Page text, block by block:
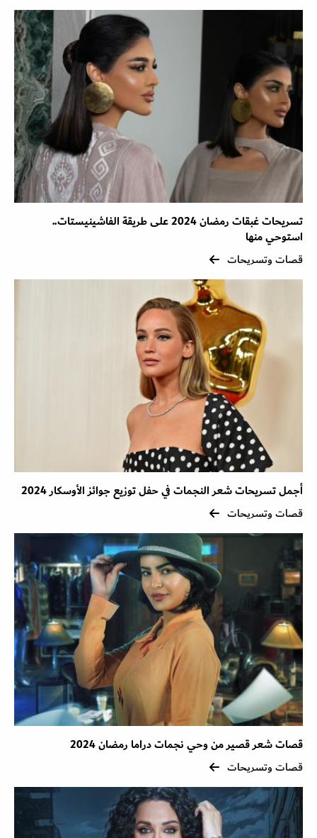
تسريحات غبقات رمضان 2024 على طريقة الفاشينيستات..
استوحي منها
قصات وتسريحات
أجمل تسريحات شعر النجمات في حفل توزيع جوائز الأوسكار 2024
قصات وتسريحات
قصات شعر قصير من وحي نجمات دراما رمضان 2024
قصات وتسريحات